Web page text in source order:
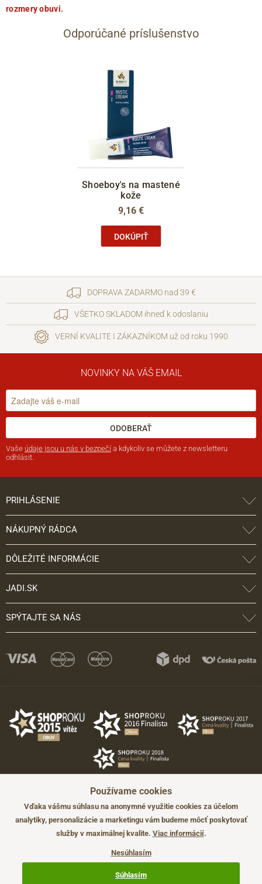
rozmery obuvi.
Odporúčané príslušenstvo
Shoeboy's na mastené
kože
9,16 €
DOKÚPIŤ
DOPRAVA ZADARMO nad 39 €
VŠETKO SKLADOM ihneď k odoslaniu
VERNÍ KVALITE I ZÁKAZNÍKOM už od roku 1990
NOVINKY NA VÁŠ EMAIL
ODOBERAŤ
Vaše údaje jsou u nás v bezpečí a kdykoliv se můžete z newsletteru
odhlásit.
PRIHLÁSENIE
NÁKUPNÝ RÁDCA
DÔLEŽITÉ INFORMÁCIE
JADI.SK
SPÝTAJTE SA NÁS
Údaje majú len informatívny charakter a môžu byť zmenené bez
Používame cookies
Vďaka vášmu súhlasu na anonymné využitie cookies za účelom
analytiky, personalizácie a marketingu vám budeme môcť poskytovať
služby v maximálnej kvalite. Viac informácií.
Nesúhlasím
Súhlasím